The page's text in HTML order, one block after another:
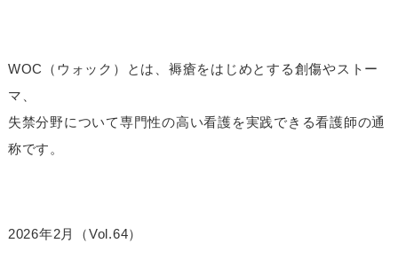
WOC（ウォック）とは、褥瘡をはじめとする創傷やストー
マ、
失禁分野について専門性の高い看護を実践できる看護師の通
称です。
2026年2月（Vol.64）